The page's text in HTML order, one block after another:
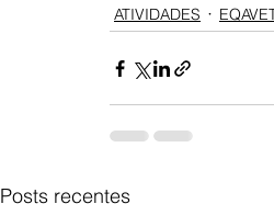
ATIVIDADES
Posts recentes